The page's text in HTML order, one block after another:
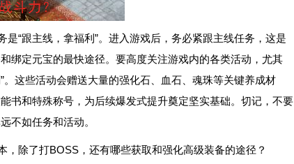
是“跟主线，拿福利”。进入游戏后，务必紧跟主线任务，这是
绑定元宝的最快途径。要高度关注游戏内的各类活动，尤其
”。这些活动会赠送大量的强化石、血石、魂珠等关键养成材
书和特殊称号，为后续爆发式提升奠定坚实基础。切记，不要
不如任务和活动。
，除了打BOSS，还有哪些获取和强化高级装备的途径？